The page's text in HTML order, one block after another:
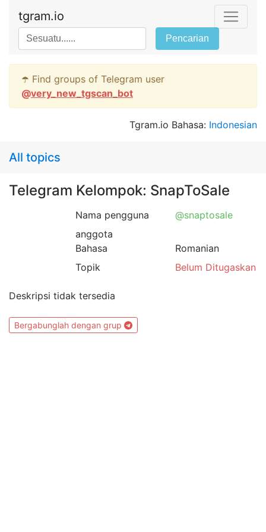
tgram.io
Pencarian
☂️ Find groups of Telegram user
@very_new_tgscan_bot
Tgram.io Bahasa: Indonesian
All topics
Telegram Kelompok: SnapToSale
Nama pengguna
@snaptosale
anggota
Bahasa
Romanian
Topik
Belum Ditugaskan
Deskripsi tidak tersedia
Bergabunglah dengan grup